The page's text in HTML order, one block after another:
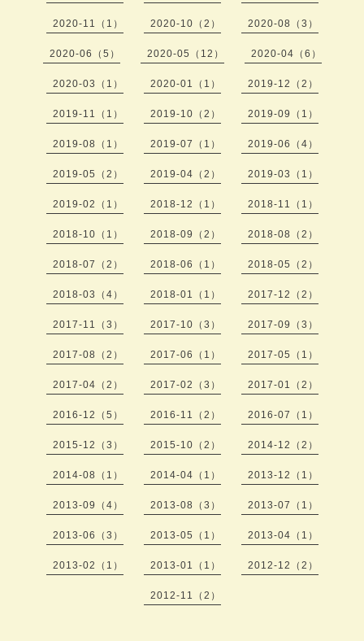
2020-11（1） 2020-10（2） 2020-08（3）
2020-06（5） 2020-05（12） 2020-04（6）
2020-03（1） 2020-01（1） 2019-12（2）
2019-11（1） 2019-10（2） 2019-09（1）
2019-08（1） 2019-07（1） 2019-06（4）
2019-05（2） 2019-04（2） 2019-03（1）
2019-02（1） 2018-12（1） 2018-11（1）
2018-10（1） 2018-09（2） 2018-08（2）
2018-07（2） 2018-06（1） 2018-05（2）
2018-03（4） 2018-01（1） 2017-12（2）
2017-11（3） 2017-10（3） 2017-09（3）
2017-08（2） 2017-06（1） 2017-05（1）
2017-04（2） 2017-02（3） 2017-01（2）
2016-12（5） 2016-11（2） 2016-07（1）
2015-12（3） 2015-10（2） 2014-12（2）
2014-08（1） 2014-04（1） 2013-12（1）
2013-09（4） 2013-08（3） 2013-07（1）
2013-06（3） 2013-05（1） 2013-04（1）
2013-02（1） 2013-01（1） 2012-12（2）
2012-11（2）